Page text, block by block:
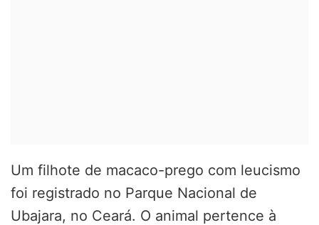
Um filhote de macaco-prego com leucismo
foi registrado no Parque Nacional de
Ubajara, no Ceará. O animal pertence à